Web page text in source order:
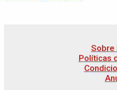
Sobre
Políticas